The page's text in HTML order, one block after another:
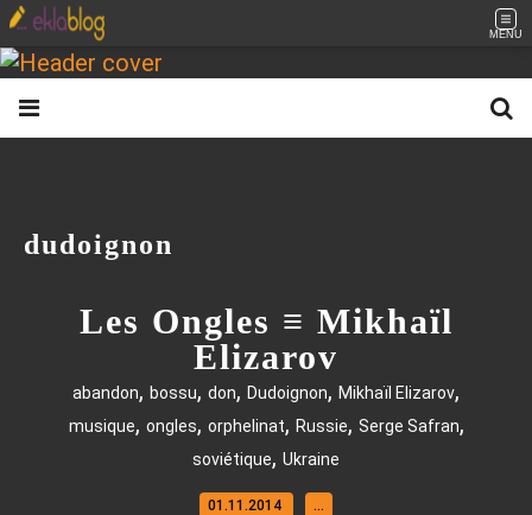
MENU
dudoignon
Les Ongles ≡ Mikhaïl
Elizarov
abandon, bossu, don, Dudoignon, Mikhaïl Elizarov,
musique, ongles, orphelinat, Russie, Serge Safran,
soviétique, Ukraine
01.11.2014 …